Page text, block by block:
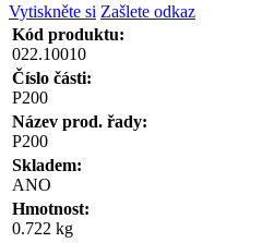
Vytiskněte si Zašlete odkaz
Kód produktu:
022.10010
Číslo části:
P200
Název prod. řady:
P200
Skladem:
ANO
Hmotnost:
0.722 kg